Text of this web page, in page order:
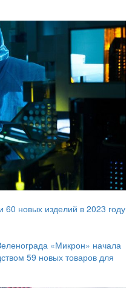
60 новых изделий в 2023 году
«Микрон» начала
59 новых товаров для